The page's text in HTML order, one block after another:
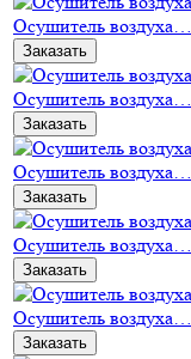
Осушитель воздуха…
Заказать
Осушитель воздуха…
Заказать
Осушитель воздуха…
Заказать
Осушитель воздуха…
Заказать
Осушитель воздуха…
Заказать